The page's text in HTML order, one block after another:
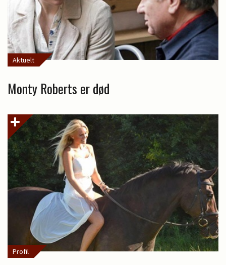
Aktuelt
Monty Roberts er død
Profil